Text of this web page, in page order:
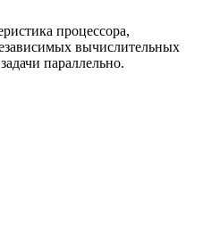
процессора,
вычислительных
параллельно.